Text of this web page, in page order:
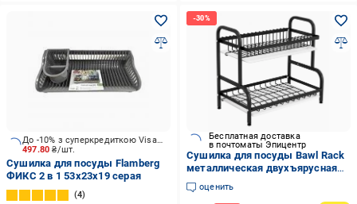
497.80₴/шт.
До -10% з суперкредиткою Visa Вигода
Сушилка для посуды Flamberg
ФИКС 2 в 1 53х23х19 серая
4
Бесплатная доставка
в почтоматы Эпицентр
Сушилка для посуды Bawl Rack
металлическая двухъярусная
42х39х23 см Черный (BR2-1)
оценить